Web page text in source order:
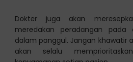
Dokter juga akan
meredakan peradangan pada
dalam panggul. Jangan khawatir
akan selalu